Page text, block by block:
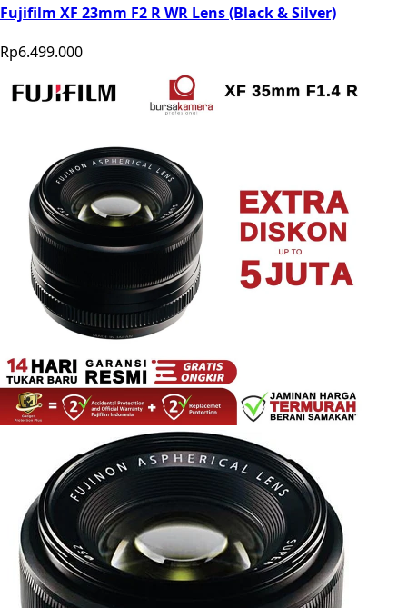
Fujifilm XF 23mm F2 R WR Lens (Black & Silver)
Rp6.499.000